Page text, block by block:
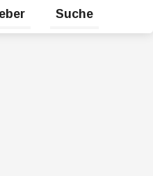
für Unternehmen
Untermenü für
Suche